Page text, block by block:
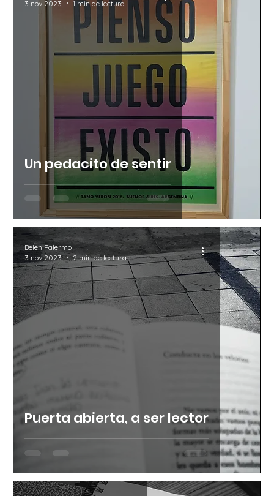
Un pedacito de sentir
3 nov 2023 1 min de lectura
Puerta abierta, a ser lector
Belen Palermo
3 nov 2023
2 min de lectura